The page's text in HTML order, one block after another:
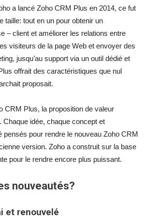
a lancé Zoho CRM Plus en 2014, ce fut
taille: tout en un pour obtenir un
– client et améliorer les relations entre
visiteurs de la page Web et envoyer des
jusqu’au support via un outil dédié et
offrait des caractéristiques que nul
proposait.
CRM Plus, la proposition de valeur
Chaque idée, chaque concept et
pensés pour rendre le nouveau Zoho CRM
version. Zoho a construit sur la base
pour le rendre encore plus puissant.
nouveautés?
et renouvelé